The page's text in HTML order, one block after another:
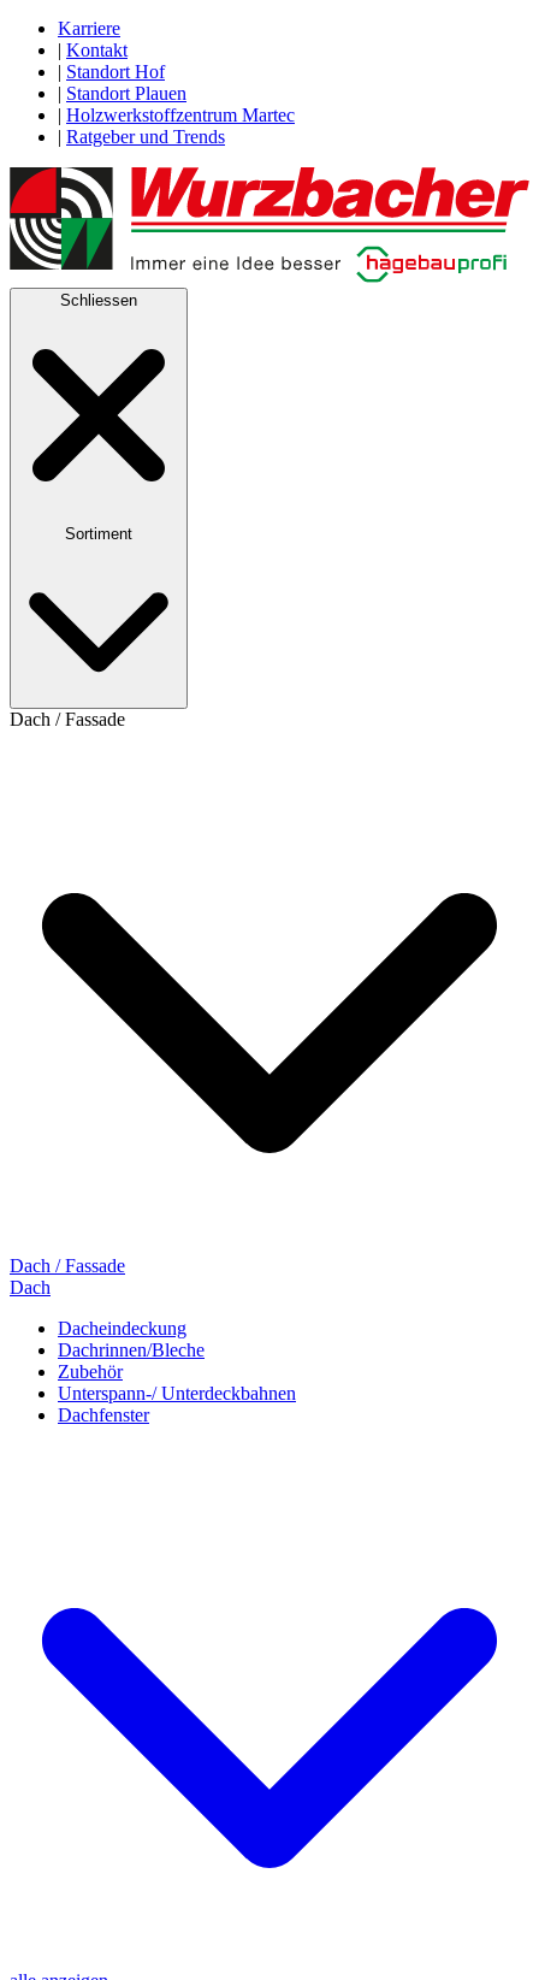
Karriere
| Kontakt
| Standort Hof
| Standort Plauen
| Holzwerkstoffzentrum Martec
| Ratgeber und Trends
Schliessen
Sortiment
Dach / Fassade
Dach / Fassade
Dach
Dacheindeckung
Dachrinnen/Bleche
Zubehör
Unterspann-/ Unterdeckbahnen
Dachfenster